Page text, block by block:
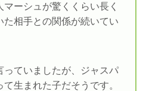
ーシュが驚くくらい長く
相手との関係が続いてい
っていましたが、ジャスパ
生まれた子だそうです。